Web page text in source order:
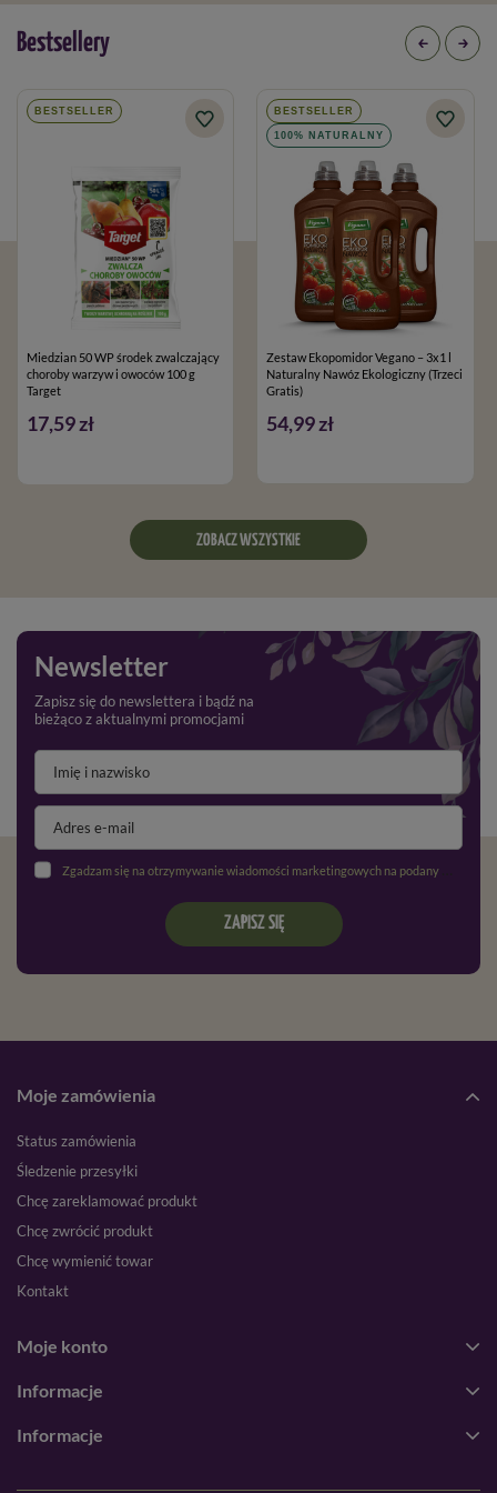
Bestsellery
BESTSELLER
Miedzian 50 WP środek zwalczający
choroby warzyw i owoców 100 g
Target
17,59 zł
BESTSELLER
100% NATURALNY
Zestaw Ekopomidor Vegano – 3x1 l
Naturalny Nawóz Ekologiczny (Trzeci
Gratis)
54,99 zł
ZOBACZ WSZYSTKIE
Newsletter
Zapisz się do newslettera i bądź na
bieżąco z aktualnymi promocjami
Zgadzam się na otrzymywanie wiadomości marketingowych na podany adres e-mail oraz przetwarzanie danych osobowych zgodnie z
ZAPISZ SIĘ
Moje zamówienia
Status zamówienia
Śledzenie przesyłki
Chcę zareklamować produkt
Chcę zwrócić produkt
Chcę wymienić towar
Kontakt
Moje konto
Informacje
Informacje